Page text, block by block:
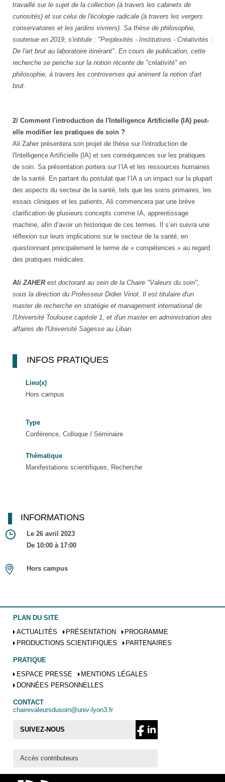
travaillé sur le sujet de la collection (à travers les cabinets de
curiosités) et sur celui de l'écologie radicale (à travers les vergers
conservatoires et les jardins vivriers). Sa thèse de philosophie,
soutenue en 2019, s'intitule : "Perplexités - Institutions - Créativités :
De l'art brut au laboratoire itinérant". En cours de publication, cette
recherche se penche sur la notion récente de "créativité" en
philosophie, à travers les controverses qui animent la notion d'art
brut.
2/ Comment l'introduction de l'Intelligence Artificielle (IA) peut-
elle modifier les pratiques de soin ?
Ali Zaher présentera son projet de thèse sur l'introduction de
l'Intelligence Artificielle (IA) et ses conséquences sur les pratiques
de soin. Sa présentation portera sur l’IA et les ressources humaines
de la santé. En partant du postulat que l’IA a un impact sur la plupart
des aspects du secteur de la santé, tels que les soins primaires, les
essais cliniques et les patients, Ali commencera par une brève
clarification de plusieurs concepts comme IA, apprentissage
machine, afin d’avoir un historique de ces termes. Il s’en suivra une
réflexion sur leurs implications sur le secteur de la santé, en
questionnant principalement le terme de « compétences » au regard
des pratiques médicales.
Ali ZAHER est doctorant au sein de la Chaire "Valeurs du soin",
sous la direction du Professeur Didier Vinot. Il est titulaire d'un
master de recherche en stratégie et management international de
l'Université Toulouse capitole 1, et d'un master en administration des
affaires de l'Université Sagesse au Liban.
INFOS PRATIQUES
Lieu(x)
Hors campus
Type
Conférence, Colloque / Séminaire
Thématique
Manifestations scientifiques, Recherche
INFORMATIONS
Le 26 avril 2023
De 10:00 à 17:00
Hors campus
PLAN DU SITE
ACTUALITÉS
PRÉSENTATION
PROGRAMME
PRODUCTIONS SCIENTIFIQUES
PARTENAIRES
PRATIQUE
ESPACE PRESSE
MENTIONS LÉGALES
DONNÉES PERSONNELLES
CONTACT
chairevaleursdusoin@univ-lyon3.fr
SUIVEZ-NOUS
Accès contributeurs